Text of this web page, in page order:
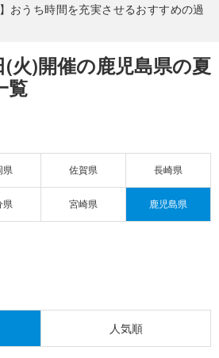
おうち時間を充実させるおすすめの過
火)開催の鹿児島県の夏
覧
県 佐賀県 長崎県
県 宮崎県 鹿児島県
人気順